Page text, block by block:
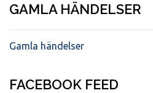
GAMLA HÄNDELSER
Gamla händelser
FACEBOOK FEED